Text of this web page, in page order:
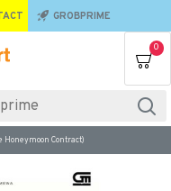
GROBPRIME
0
Contract)